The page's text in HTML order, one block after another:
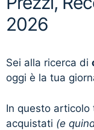
2026
Sei alla ricerca di
oggi è la tua
In questo
acquistati (e